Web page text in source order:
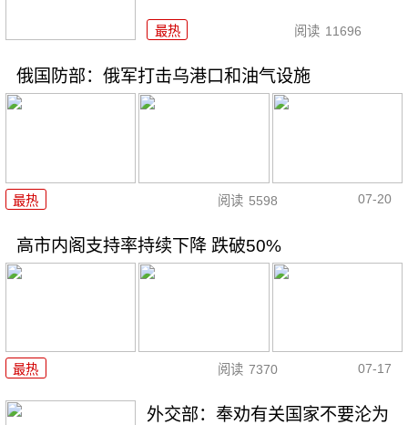
最热 阅读 11696
俄国防部：俄军打击乌港口和油气设施
最热 阅读 5598 07-20
高市内阁支持率持续下降 跌破50%
最热 阅读 7370 07-17
外交部：奉劝有关国家不要沦为